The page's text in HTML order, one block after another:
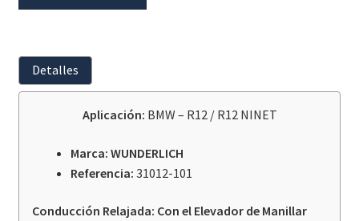
MM
WUNDERLICH
Detalles
Aplicación: BMW – R12 / R12 NINET
Marca: WUNDERLICH
Referencia: 31012-101
Conducción Relajada: Con el Elevador de Manillar